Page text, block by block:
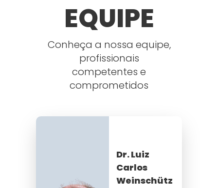
EQUIPE
Conheça a nossa equipe,
profissionais
competentes e
comprometidos
Dr. Luiz
Carlos
Weinschütz